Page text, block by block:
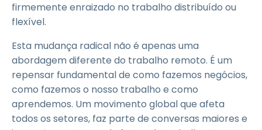
firmemente enraizado no trabalho distribuído ou
flexível.
Esta mudança radical não é apenas uma
abordagem diferente do trabalho remoto. É um
repensar fundamental de como fazemos negócios,
como fazemos o nosso trabalho e como
aprendemos. Um movimento global que afeta
todos os setores, faz parte de conversas maiores e